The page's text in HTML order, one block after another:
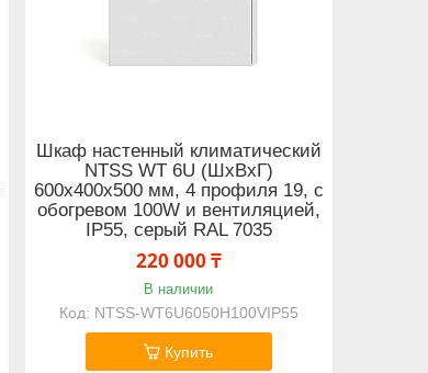
Шкаф настенный климатический
NTSS WT 6U (ШхВхГ)
600x400x500 мм, 4 профиля 19, с
обогревом 100W и вентиляцией,
IP55, серый RAL 7035
220 000 ₸
В наличии
NTSS-WT6U6050H100VIP55
Купить